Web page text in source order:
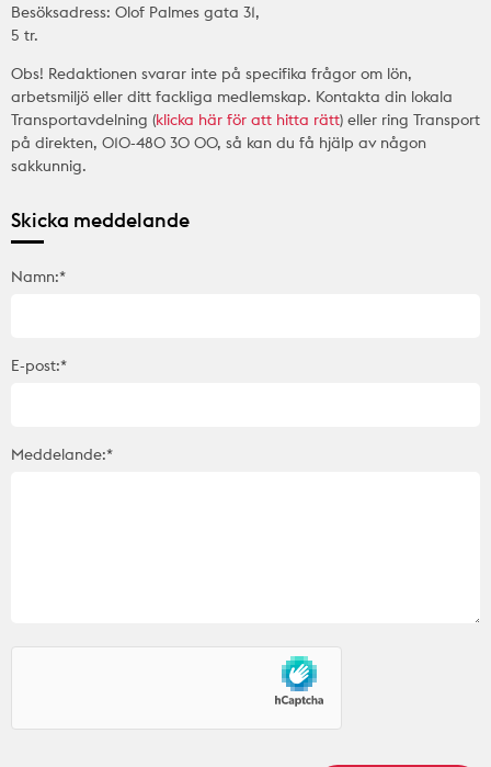
Besöksadress: Olof Palmes gata 31,
5 tr.
Obs! Redaktionen svarar inte på specifika frågor om lön,
arbetsmiljö eller ditt fackliga medlemskap. Kontakta din lokala
Transportavdelning (klicka här för att hitta rätt) eller ring Transport
på direkten, 010-480 30 00, så kan du få hjälp av någon
sakkunnig.
Skicka meddelande
Namn:*
E-post:*
Meddelande:*